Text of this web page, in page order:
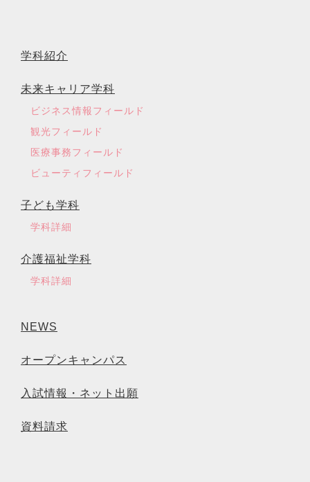
学科紹介
未来キャリア学科
ビジネス情報フィールド
観光フィールド
医療事務フィールド
ビューティフィールド
子ども学科
学科詳細
介護福祉学科
学科詳細
NEWS
オープンキャンパス
入試情報・ネット出願
資料請求